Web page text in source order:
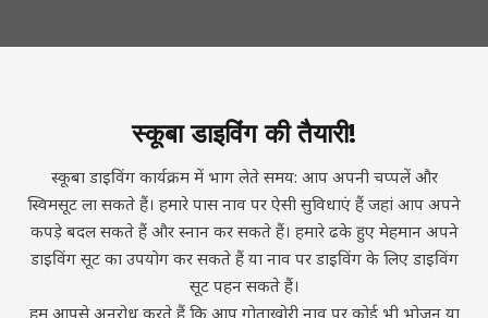
स्कूबा डाइविंग की तैयारी!
स्कूबा डाइविंग कार्यक्रम में भाग लेते समय: आप अपनी चप्पलें और
स्विमसूट ला सकते हैं। हमारे पास नाव पर ऐसी सुविधाएं हैं जहां आप अपने
कपड़े बदल सकते हैं और स्नान कर सकते हैं। हमारे ढके हुए मेहमान अपने
डाइविंग सूट का उपयोग कर सकते हैं या नाव पर डाइविंग के लिए डाइविंग
सूट पहन सकते हैं।
हम आपसे अनुरोध करते हैं कि आप गोताखोरी नाव पर कोई भी भोजन या